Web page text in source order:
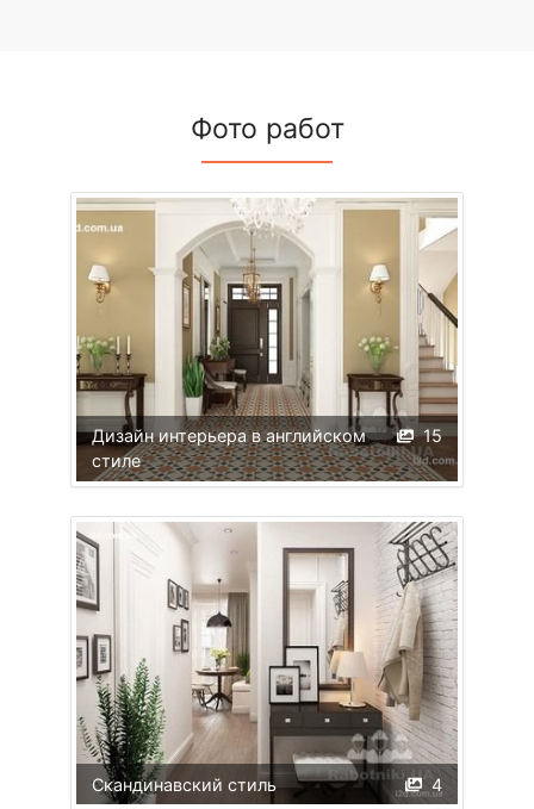
Фото работ
15
Дизайн интерьера в английском
стиле
4
Скандинавский стиль